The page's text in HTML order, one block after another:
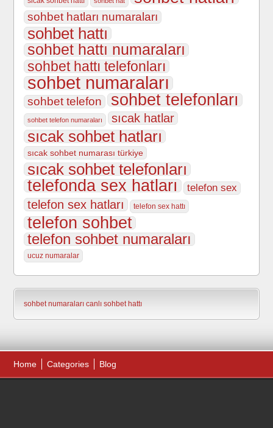
sohbet hatları numaraları
sohbet hattı
sohbet hattı numaraları
sohbet hattı telefonları
sohbet numaraları
sohbet telefon sohbet telefonları
sohbet telefon numaraları sıcak hatlar
sıcak sohbet hatları
sıcak sohbet numarası türkiye
sıcak sohbet telefonları
telefonda sex hatları telefon sex
telefon sex hatları telefon sex hattı
telefon sohbet
telefon sohbet numaraları
ucuz numaralar
sohbet numaraları canlı sohbet hattı
Home Categories Blog